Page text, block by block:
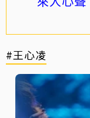
#王心凌